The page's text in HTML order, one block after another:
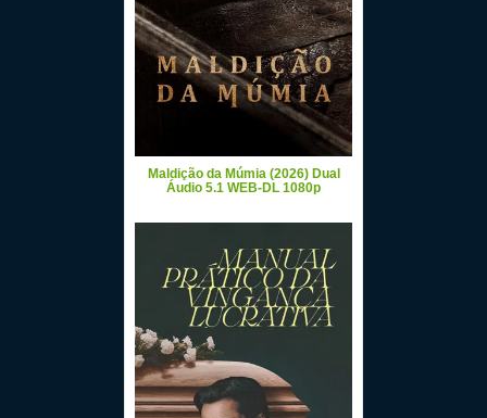
Maldição da Múmia (2026) Dual
Áudio 5.1 WEB-DL 1080p